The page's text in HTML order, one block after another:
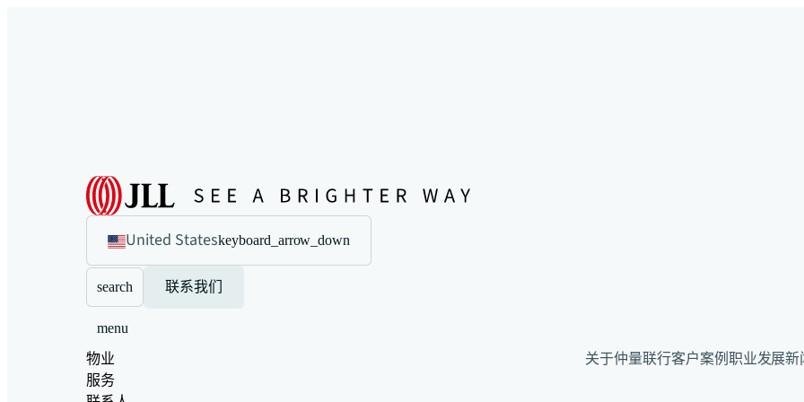
United Stateskeyboard_arrow_down
search 联系我们
menu
物业
服务
关于仲量联行客户案例职业发展新